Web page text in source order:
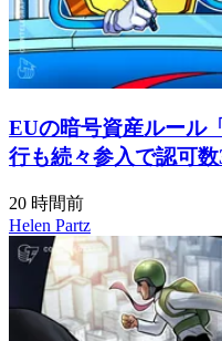
EUの暗号資産ルール
行も続々参入で認可数
20 時間前
Helen Partz